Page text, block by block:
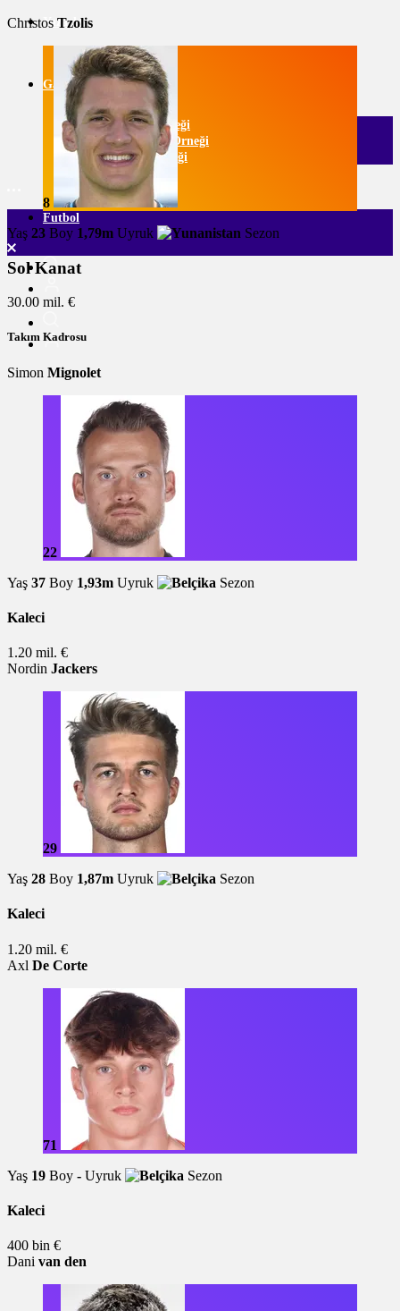
Yazarlar
Galeri
Listeli Galeri Örneği
Numaralı Galeri Örneği
Video Galeri Örneği
Futbol
Christos Tzolis
8
Yaş 23 Boy 1,79m Uyruk Sezon
Sol Kanat
30.00 mil. €
Takım Kadrosu
Simon Mignolet
22
Yaş 37 Boy 1,93m Uyruk Sezon
Kaleci
1.20 mil. €
Nordin Jackers
29
Yaş 28 Boy 1,87m Uyruk Sezon
Kaleci
1.20 mil. €
Axl De Corte
71
Yaş 19 Boy - Uyruk Sezon
Kaleci
400 bin €
Dani van den